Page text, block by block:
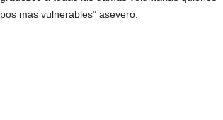
más vulnerables” aseveró.